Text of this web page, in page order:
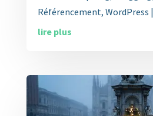
Référencement, WordPress
lire plus